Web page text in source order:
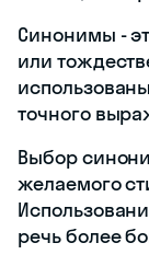
Синонимы -
или
точного
Выбор
желаемого
речь более